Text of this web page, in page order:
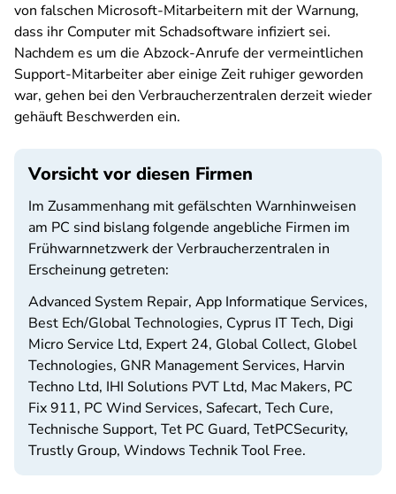
von falschen Microsoft-Mitarbeitern mit der Warnung,
dass ihr Computer mit Schadsoftware infiziert sei.
Nachdem es um die Abzock-Anrufe der vermeintlichen
Support-Mitarbeiter aber einige Zeit ruhiger geworden
war, gehen bei den Verbraucherzentralen derzeit wieder
gehäuft Beschwerden ein.
Vorsicht vor diesen Firmen
Im Zusammenhang mit gefälschten Warnhinweisen
am PC sind bislang folgende angebliche Firmen im
Frühwarnnetzwerk der Verbraucherzentralen in
Erscheinung getreten:
Advanced System Repair, App Informatique Services,
Best Ech/Global Technologies, Cyprus IT Tech, Digi
Micro Service Ltd, Expert 24, Global Collect, Globel
Technologies, GNR Management Services, Harvin
Techno Ltd, IHI Solutions PVT Ltd, Mac Makers, PC
Fix 911, PC Wind Services, Safecart, Tech Cure,
Technische Support, Tet PC Guard, TetPCSecurity,
Trustly Group, Windows Technik Tool Free.